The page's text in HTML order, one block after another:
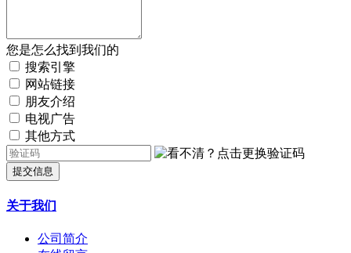
您是怎么找到我们的
搜索引擎
网站链接
朋友介绍
电视广告
其他方式
提交信息
关于我们
公司简介